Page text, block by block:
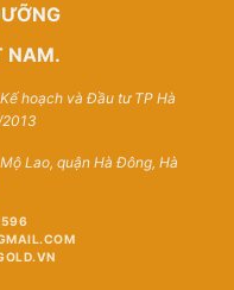
NAM.
hoạch và Đầu tư TP Hà
Lao, quận Hà Đông, Hà
596